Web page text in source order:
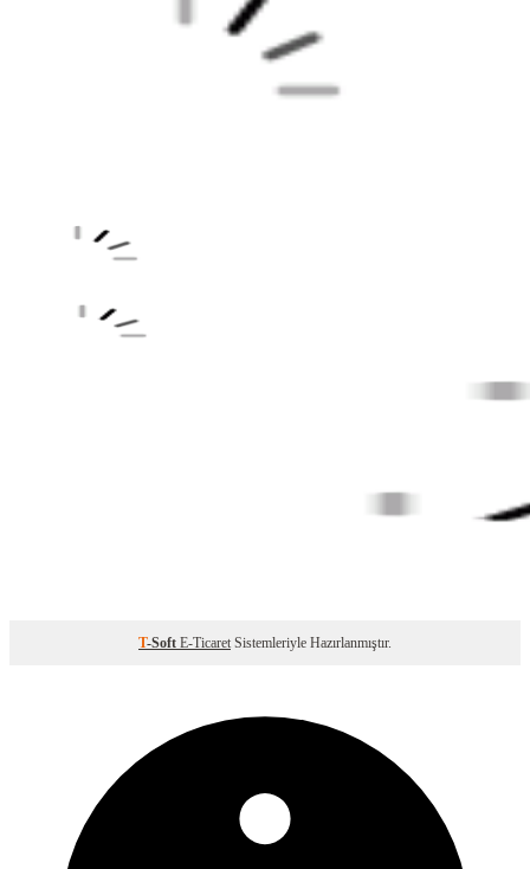
T-Soft E-Ticaret Sistemleriyle Hazırlanmıştır.